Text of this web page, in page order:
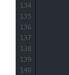
134
135
136
137
138
139
140